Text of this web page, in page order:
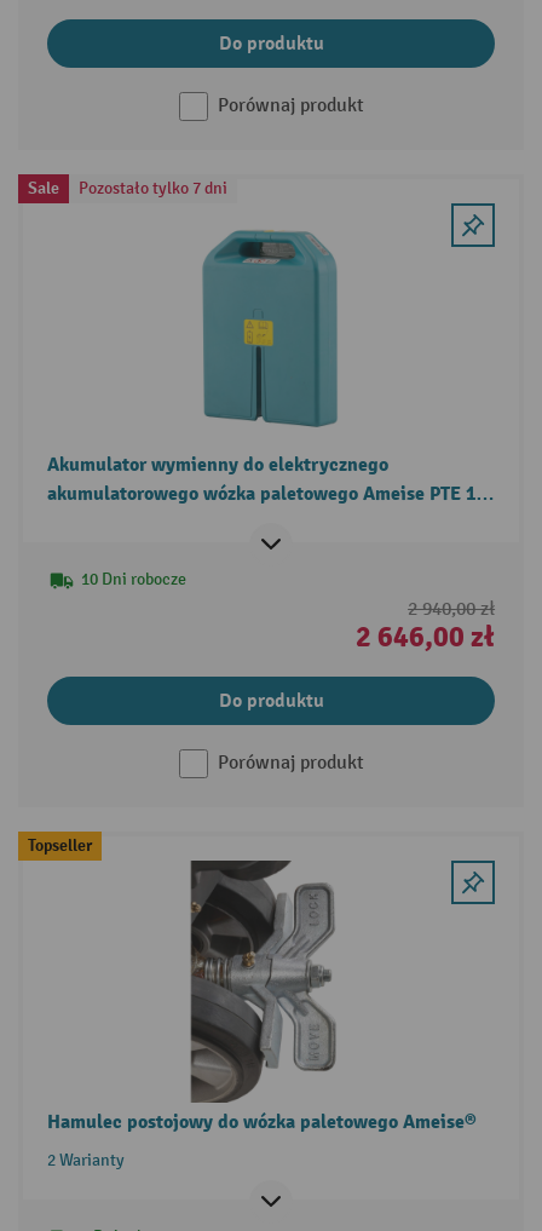
Do produktu
Porównaj produkt
Sale Pozostało tylko 7 dni
Akumulator wymienny do elektrycznego
akumulatorowego wózka paletowego Ameise PTE 1.6
10 Dni robocze
2 940,00 zł
2 646,00 zł
Do produktu
Porównaj produkt
Topseller
Hamulec postojowy do wózka paletowego Ameise®
2 Warianty